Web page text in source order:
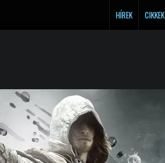
HÍREK CIKKEK